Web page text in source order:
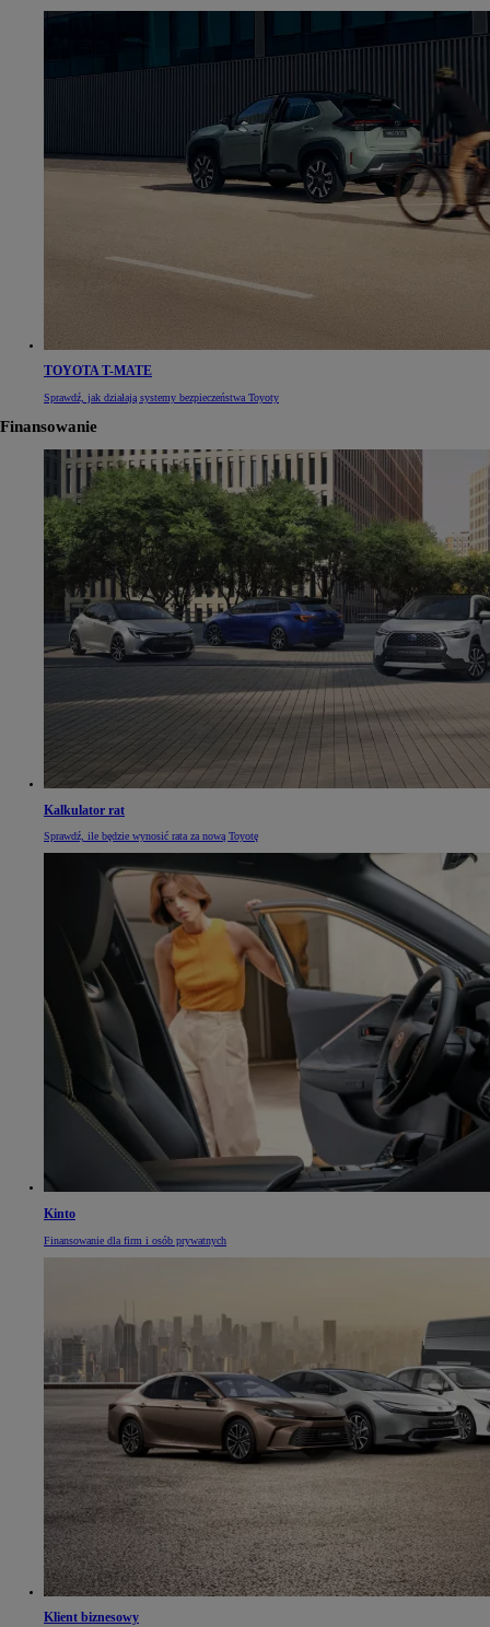
TOYOTA T-MATE
Sprawdź, jak działają systemy bezpieczeństwa Toyoty
Finansowanie
Kalkulator rat
Sprawdź, ile będzie wynosić rata za nową Toyotę
Kinto
Finansowanie dla firm i osób prywatnych
Klient biznesowy